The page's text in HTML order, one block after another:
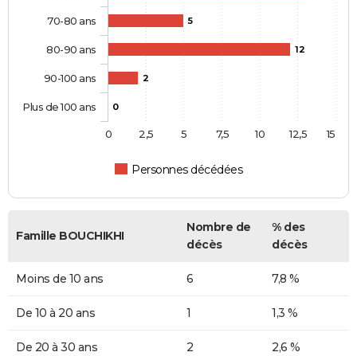
5
12
2
0
Personnes décédées
70-80 ans
80-90 ans
90-100 ans
Plus de 100 ans
0 2,5 5 7,5 10 12,5 15
Famille BOUCHIKHI
Nombre de
décès
% des
décès
Moins de 10 ans 6 7,8 %
De 10 à 20 ans 1 1,3 %
De 20 à 30 ans 2 2,6 %